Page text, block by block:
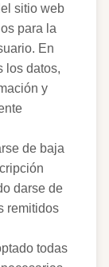
sitio web
para la
En
los datos,
y
de baja
darse de
remitidos
todas